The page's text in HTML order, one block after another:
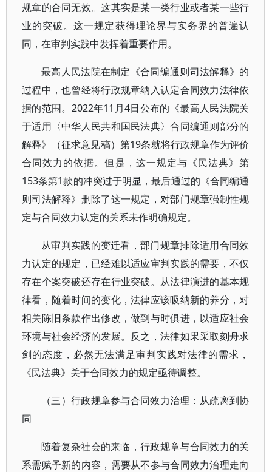
规章的合同无效。这其实是某一类行业或者某一些行
业的突破。这一规定获得理论界与实务界的普遍认
同，在审判实践中发挥着重要作用。
最高人民法院在制定《合同编通则司法解释》的
过程中，也曾经将行政规章纳入认定合同效力法律依
据的范围。2022年11月4日公布的《最高人民法院关
于适用〈中华人民共和国民法典〉合同编通则部分的
解释》（征求意见稿）第19条就将行政规章作为评价
合同效力的依据。但是，这一规定与《民法典》第
153条第1款的冲突过于明显，最后通过的《合同编通
则司法解释》删除了这一规定，对部门规章强制性规
定与合同效力认定的关系未作明确规定。
从审判实践的变迁看，部门规章排除适用合同效
力认定的规定，已经难以适应审判实践的需要，不仅
存在个案突破还存在行业突破。从法律演进的基本规
律看，随着时间的变化，法律应该吸纳新的养分，对
相关陈旧条款作出修改，做到与时俱进，以适应社会
环境与社会经济的发展。反之，法律如果采取刻舟求
剑的态度，必然无法满足审判实践对法律的需求，
《民法典》关于合同效力的规定亟待调整。
（三）行政规章参与合同效力治理：从疏离到协
同
随着复杂社会的来临，行政规章与合同效力的关
系需赋予新的内容，需要从不参与合同效力治理走向